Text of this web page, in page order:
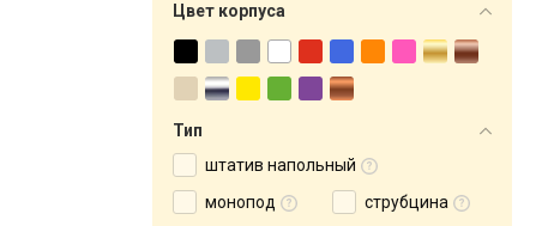
Цвет корпуса
Тип
штатив напольный
монопод
струбцина